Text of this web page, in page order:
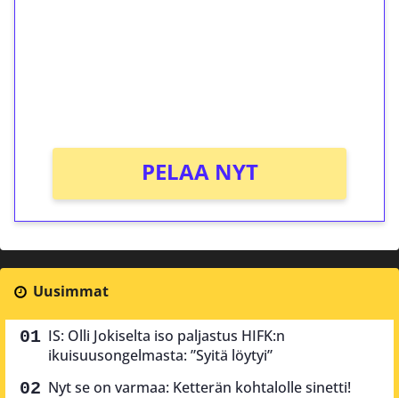
PELAA NYT
Uusimmat
IS: Olli Jokiselta iso paljastus HIFK:n
ikuisuusongelmasta: ”Syitä löytyi”
Nyt se on varmaa: Ketterän kohtalolle sinetti!